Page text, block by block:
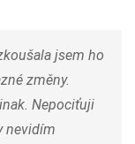
jsem ho
změny.
Nepociťuji
nevidím